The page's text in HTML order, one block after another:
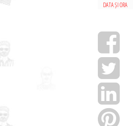
DATA ȘI ORA